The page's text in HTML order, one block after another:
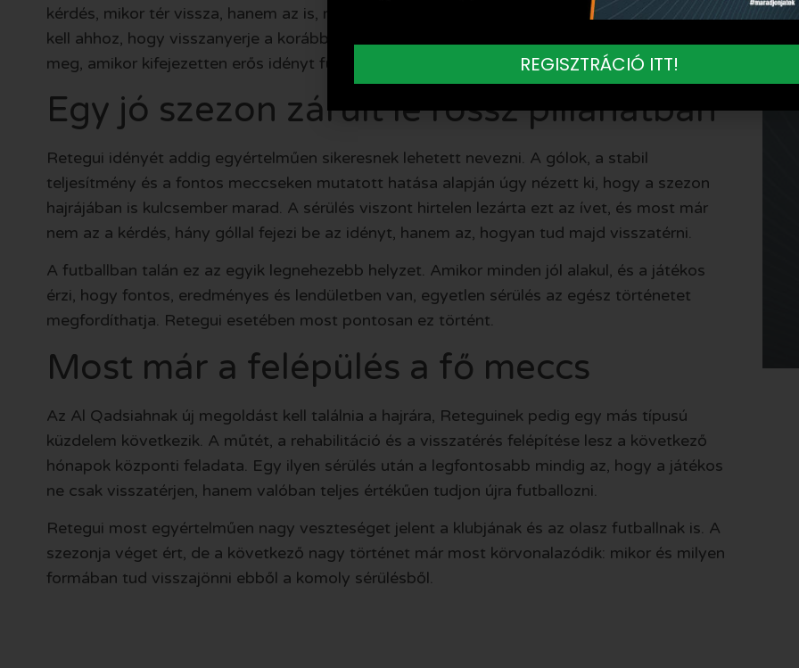
kérdés, mikor tér vissza, hanem az is, milyen ritmusban tud majd újra beépülni, és mennyi idő
kell ahhoz, hogy visszanyerje a korábbi élességét. Retegui most olyan szakaszban sérült
meg, amikor kifejezetten erős idényt futott, ezért a kiesése még fájóbbnak tűnik.
Egy jó szezon zárult le rossz pillanatban
Retegui idényét addig egyértelműen sikeresnek lehetett nevezni. A gólok, a stabil
teljesítmény és a fontos meccseken mutatott hatása alapján úgy nézett ki, hogy a szezon
hajrájában is kulcsember marad. A sérülés viszont hirtelen lezárta ezt az ívet, és most már
nem az a kérdés, hány góllal fejezi be az idényt, hanem az, hogyan tud majd visszatérni.
A futballban talán ez az egyik legnehezebb helyzet. Amikor minden jól alakul, és a játékos
érzi, hogy fontos, eredményes és lendületben van, egyetlen sérülés az egész történetet
megfordíthatja. Retegui esetében most pontosan ez történt.
Most már a felépülés a fő meccs
Az Al Qadsiahnak új megoldást kell találnia a hajrára, Reteguinek pedig egy más típusú
küzdelem következik. A műtét, a rehabilitáció és a visszatérés felépítése lesz a következő
hónapok központi feladata. Egy ilyen sérülés után a legfontosabb mindig az, hogy a játékos
ne csak visszatérjen, hanem valóban teljes értékűen tudjon újra futballozni.
Retegui most egyértelműen nagy veszteséget jelent a klubjának és az olasz futballnak is. A
szezonja véget ért, de a következő nagy történet már most körvonalazódik: mikor és milyen
formában tud visszajönni ebből a komoly sérülésből.
REGISZTRÁCIÓ ITT!